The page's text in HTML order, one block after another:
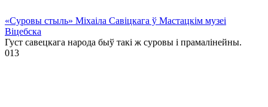
«Суровы стыль» Міхаіла Савіцкага ў Мастацкім музеі
Віцебска
Густ савецкага народа быў такі ж суровы і прамалінейны.
013